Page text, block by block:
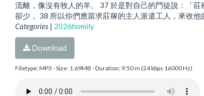
流離，像沒有牧人的羊。 37 於是對自己的門徒說：「莊
卻少， 38 所以你們應當求莊稼的主人派遣工人，來收他
Categories | 2026homily
Download
Filetype: MP3 - Size: 1.69MB - Duration: 9:50 m (24 kbps 16000 Hz)